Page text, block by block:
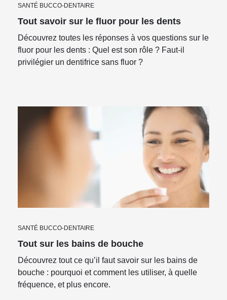
SANTÉ BUCCO-DENTAIRE
Tout savoir sur le fluor pour les dents
Découvrez toutes les réponses à vos questions sur le
fluor pour les dents : Quel est son rôle ? Faut-il
privilégier un dentifrice sans fluor ?
SANTÉ BUCCO-DENTAIRE
Tout sur les bains de bouche
Découvrez tout ce qu’il faut savoir sur les bains de
bouche : pourquoi et comment les utiliser, à quelle
fréquence, et plus encore.